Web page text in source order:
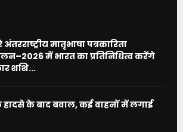
मातृभाषा पत्रकारिता
में भारत का प्रतिनिधित्व करेंगे
शशि...
के बाद बवाल, कई वाहनों में लगाई